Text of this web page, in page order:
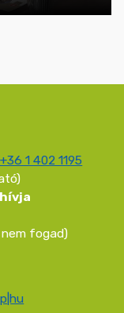
+36 1 402 1195
fogad)